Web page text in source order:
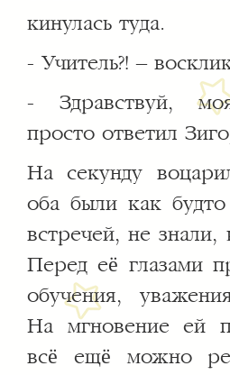
кинулась туда.
- Учитель?! –
- Здравствуй,
просто ответил
На секунду
оба были как
встречей, не знали,
Перед её глазами
обучения,
На мгновение ей
всё ещё можно